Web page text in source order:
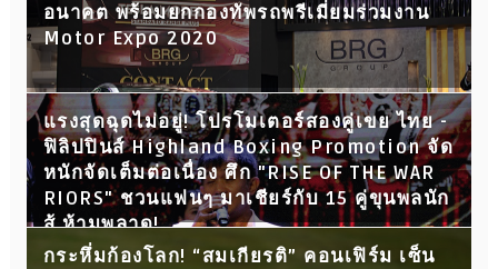
อนาคต พร้อมยกกองทัพรถพรีเมี่ยมร่วมงาน
Motor Expo 2020
แรงสุดฉุดไม่อยู่! โปรโมเตอร์สองคู่เขย ไทย -
ฟิลิปปินส์ Highland Boxing Promotion จัด
หนักจัดเต็มต่อเนื่อง ศึก "RISE OF THE WAR
RIORS" ชวนแฟนๆ มาเชียร์กับ 15 คู่ขุนพลนัก
สู้ ห้ามพลาด!
กระหึ่มก้องโลก! “สมเกียรติ” คอนเฟิร์ม เซ็น